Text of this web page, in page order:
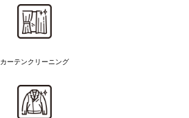
カーテンクリーニング